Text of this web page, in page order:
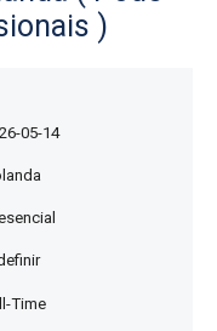
)
05-14
Time